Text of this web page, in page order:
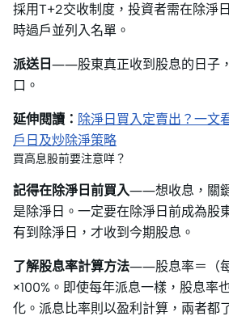
採用T+2交收制度，投資者需在除淨
時過戶並列入名單。
派送日 ——股東真正收到股息的日子
口。
延伸閱讀： 除淨日買入定賣出？一文
戶日及炒除淨策略
買高息股前要注意咩？
記得在除淨日前買入——想收息，關
是除淨日。一定要在除淨日前成為股
有到除淨日，才收到今期股息。
了解股息率計算方法——股息率＝（每
×100%。即使每年派息一樣，股息率
化。派息比率則以盈利計算，兩者都